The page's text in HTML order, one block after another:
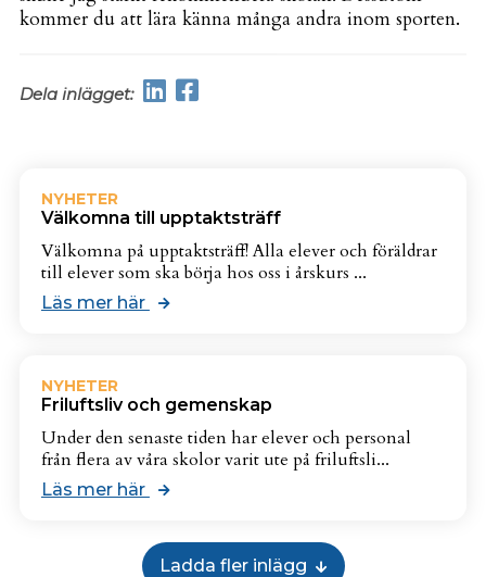
kommer du att lära känna många andra inom sporten.
Dela inlägget:
NYHETER
Välkomna till upptaktsträff
Välkomna på upptaktsträff! Alla elever och föräldrar
till elever som ska börja hos oss i årskurs ...
Läs mer här
NYHETER
Friluftsliv och gemenskap
Under den senaste tiden har elever och personal
från flera av våra skolor varit ute på friluftsli...
Läs mer här
Ladda fler inlägg